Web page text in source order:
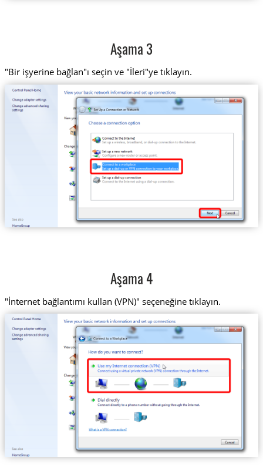
Aşama 3
"Bir işyerine bağlan"ı seçin ve "İleri"ye tıklayın.
Aşama 4
"İnternet bağlantımı kullan (VPN)" seçeneğine tıklayın.